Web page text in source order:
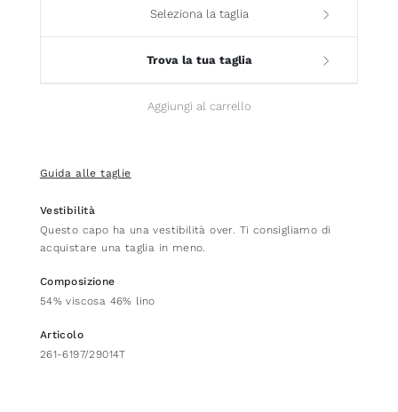
Seleziona la taglia
Trova la tua taglia
Aggiungi al carrello
Guida alle taglie
Vestibilità
Questo capo ha una vestibilità over. Ti consigliamo di
acquistare una taglia in meno.
Composizione
54% viscosa 46% lino
Articolo
261-6197/29014T